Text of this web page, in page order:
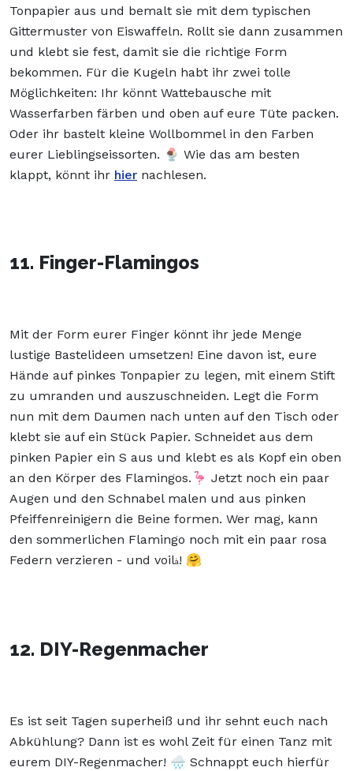
Tonpapier aus und bemalt sie mit dem typischen
Gittermuster von Eiswaffeln. Rollt sie dann zusammen
und klebt sie fest, damit sie die richtige Form
bekommen. Für die Kugeln habt ihr zwei tolle
Möglichkeiten: Ihr könnt Wattebausche mit
Wasserfarben färben und oben auf eure Tüte packen.
Oder ihr bastelt kleine Wollbommel in den Farben
eurer Lieblingseissorten. 🍨 Wie das am besten
klappt, könnt ihr hier nachlesen.
11. Finger-Flamingos
Mit der Form eurer Finger könnt ihr jede Menge
lustige Bastelideen umsetzen! Eine davon ist, eure
Hände auf pinkes Tonpapier zu legen, mit einem Stift
zu umranden und auszuschneiden. Legt die Form
nun mit dem Daumen nach unten auf den Tisch oder
klebt sie auf ein Stück Papier. Schneidet aus dem
pinken Papier ein S aus und klebt es als Kopf ein oben
an den Körper des Flamingos.🦩 Jetzt noch ein paar
Augen und den Schnabel malen und aus pinken
Pfeiffenreinigern die Beine formen. Wer mag, kann
den sommerlichen Flamingo noch mit ein paar rosa
Federn verzieren - und voilà! 🤗
12. DIY-Regenmacher
Es ist seit Tagen superheiß und ihr sehnt euch nach
Abkühlung? Dann ist es wohl Zeit für einen Tanz mit
eurem DIY-Regenmacher! 🌧️ Schnappt euch hierfür